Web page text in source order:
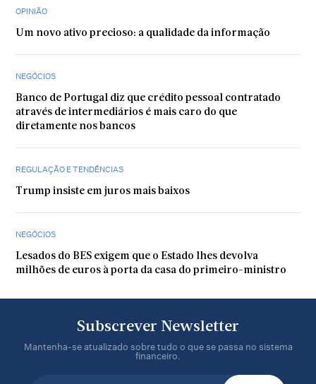
OPINIÃO
Um novo ativo precioso: a qualidade da informação
NEGÓCIOS
Banco de Portugal diz que crédito pessoal contratado
através de intermediários é mais caro do que
diretamente nos bancos
REGULAÇÃO E TENDÊNCIAS
Trump insiste em juros mais baixos
NEGÓCIOS
Lesados do BES exigem que o Estado lhes devolva
milhões de euros à porta da casa do primeiro-ministro
Subscrever Newsletter
Mantenha-se atualizado sobre tudo o que se passa no sistema
financeiro.